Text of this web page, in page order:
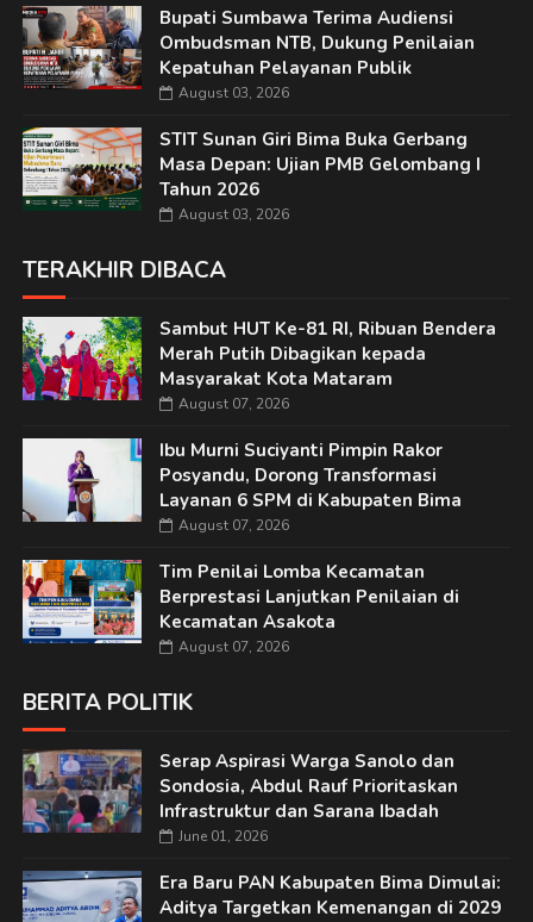
Bupati Sumbawa Terima Audiensi
Ombudsman NTB, Dukung Penilaian
Kepatuhan Pelayanan Publik
August 03, 2026
STIT Sunan Giri Bima Buka Gerbang
Masa Depan: Ujian PMB Gelombang I
Tahun 2026
August 03, 2026
TERAKHIR DIBACA
Sambut HUT Ke-81 RI, Ribuan Bendera
Merah Putih Dibagikan kepada
Masyarakat Kota Mataram
August 07, 2026
Ibu Murni Suciyanti Pimpin Rakor
Posyandu, Dorong Transformasi
Layanan 6 SPM di Kabupaten Bima
August 07, 2026
Tim Penilai Lomba Kecamatan
Berprestasi Lanjutkan Penilaian di
Kecamatan Asakota
August 07, 2026
BERITA POLITIK
Serap Aspirasi Warga Sanolo dan
Sondosia, Abdul Rauf Prioritaskan
Infrastruktur dan Sarana Ibadah
June 01, 2026
Era Baru PAN Kabupaten Bima Dimulai:
Aditya Targetkan Kemenangan di 2029